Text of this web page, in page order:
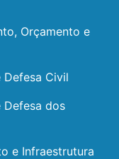
Orçamento e
Defesa Civil
Defesa dos
e Infraestrutura